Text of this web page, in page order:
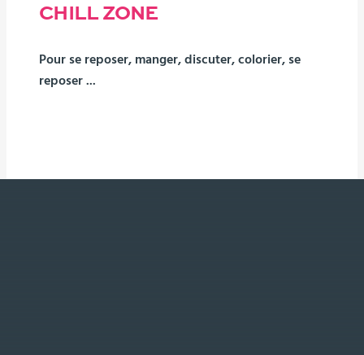
CHILL ZONE
Pour se reposer, manger, discuter, colorier, se
reposer ...